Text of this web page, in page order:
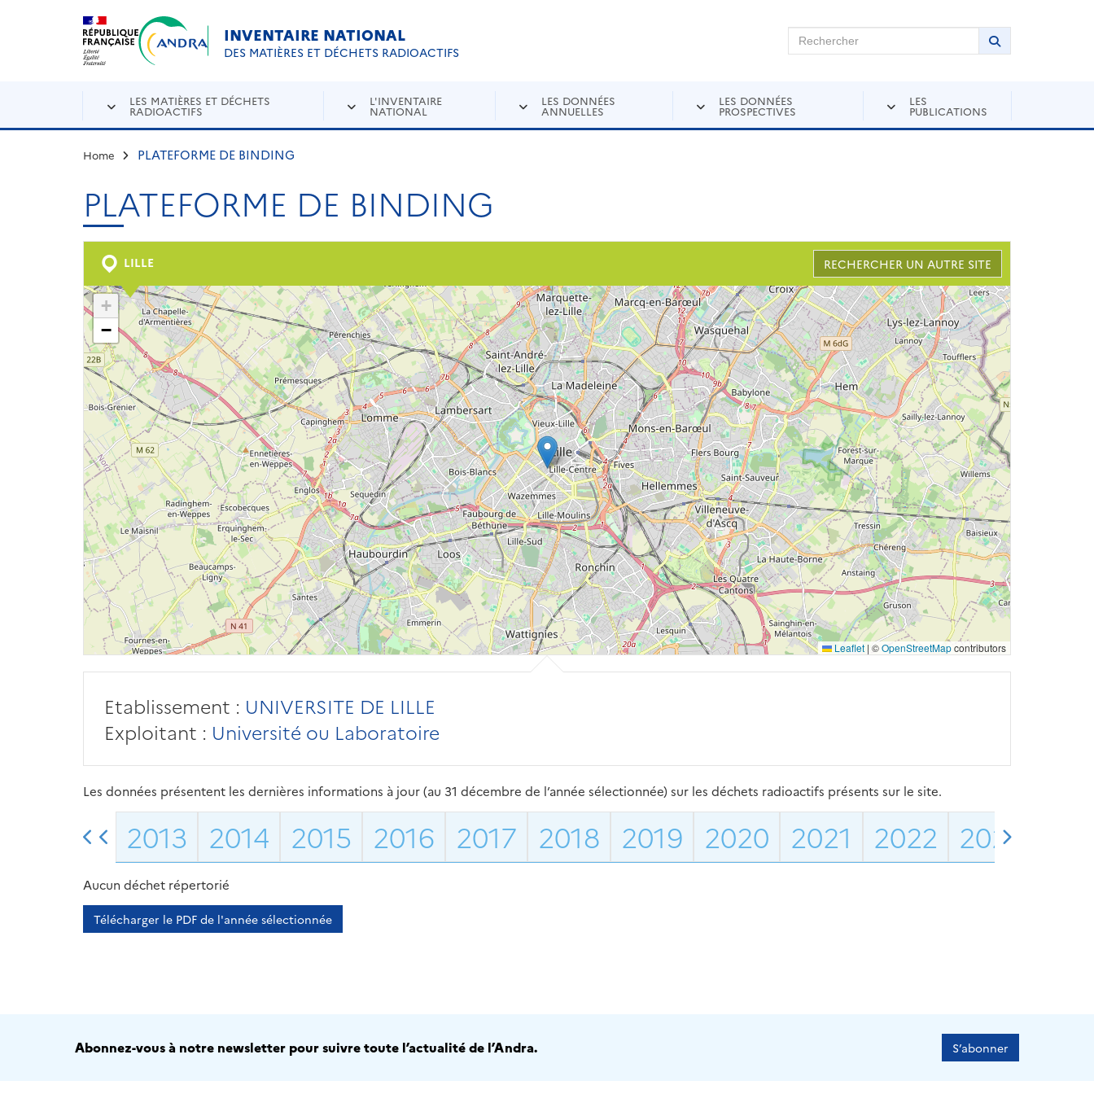
Aller au contenu principal
INVENTAIRE NATIONAL
DES MATIÈRES ET DÉCHETS RADIOACTIFS
Rechercher sur Andra Inventaire Rechercher
Lancer la
LES MATIÈRES ET DÉCHETS
RADIOACTIFS
L'INVENTAIRE
NATIONAL
LES DONNÉES
ANNUELLES
LES DONNÉES
PROSPECTIVES
LES
PUBLICATIONS
Home PLATEFORME DE BINDING
PLATEFORME DE BINDING
LILLE RECHERCHER UN AUTRE SITE
+
−
Leaflet | ©OpenStreetMapcontributors
Etablissement : UNIVERSITE DE LILLE
Exploitant : Université ou Laboratoire
Les données présentent les dernières informations à jour (au 31 décembre de l’année sélectionnée) sur les déchets radioactifs présents sur le site.
2013 2014 2015 2016 2017 2018 2019 2020 2021 2022 2023
Aucun déchet répertorié
Télécharger le PDF de l'année sélectionnée
Abonnez-vous à notre newsletter pour suivre toute l’actualité de l’Andra. S’abonner